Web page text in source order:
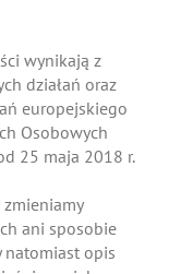
wynikają z
działań oraz
europejskiego
Osobowych
25 maja 2018 r.
ani sposobie
natomiast opis